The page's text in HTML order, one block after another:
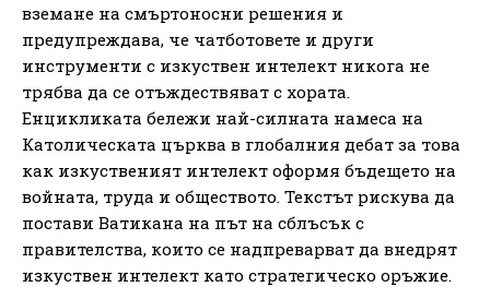
вземане на смъртоносни решения и
предупреждава, че чатботовете и други
инструменти с изкуствен интелект никога не
трябва да се отъждествяват с хората.
Енцикликата бележи най-силната намеса на
Католическата църква в глобалния дебат за това
как изкуственият интелект оформя бъдещето на
войната, труда и обществото. Текстът рискува да
постави Ватикана на път на сблъсък с
правителства, които се надпреварват да внедрят
изкуствен интелект като стратегическо оръжие.